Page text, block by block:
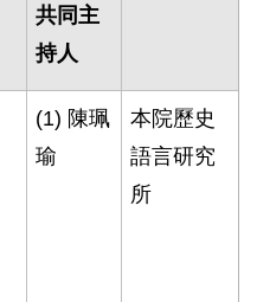
共同主
持人
(1) 陳珮
瑜
本院歷史
語言研究
所